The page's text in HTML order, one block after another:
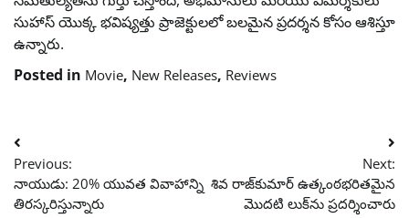
సుహాస్ యొక్క భవిష్యత్తు ప్రాజెక్టులలో బలమైన ప్రదర్శన కోసం ఆశిస్తూ
ఉన్నారు.
Posted in Movie, New Releases, Reviews
Post
navigation
Previous:
నాయుడు: 20% యువత వివాహాన్ని
తిరస్కరిస్తున్నారు
Next:
శివ రాజ్‌కుమార్ ఉత్కంఠభరితమైన
మొదటి లుక్‌ను ప్రదర్శించారు